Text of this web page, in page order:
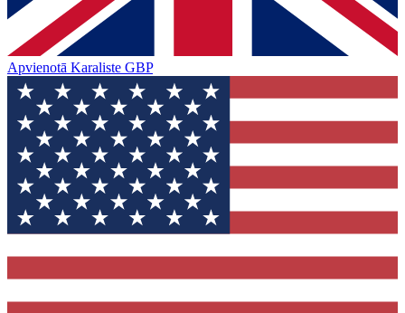
Apvienotā Karaliste GBP